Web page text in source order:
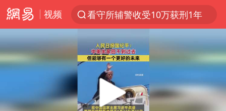
视频
看守所辅警收受10万获刑1年
台风白海豚进入48小时警戒线
中方回应是否在太平洋海底开采稀土
台风白海豚影响中国已成定局